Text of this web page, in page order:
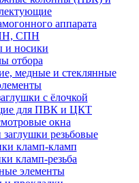
аппарата
СПН
и носики
отбора
медные и стеклянные
с ёлочкой
для ПВК и ЦКТ
окна
резьбовые
кламп-кламп
кламп-резьба
элементы